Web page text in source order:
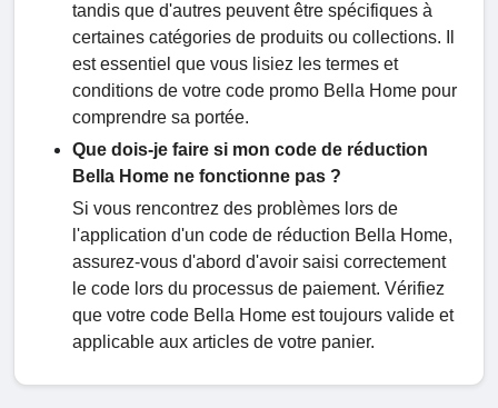
tandis que d'autres peuvent être spécifiques à
certaines catégories de produits ou collections. Il
est essentiel que vous lisiez les termes et
conditions de votre code promo Bella Home pour
comprendre sa portée.
Que dois-je faire si mon code de réduction
Bella Home ne fonctionne pas ?
Si vous rencontrez des problèmes lors de
l'application d'un code de réduction Bella Home,
assurez-vous d'abord d'avoir saisi correctement
le code lors du processus de paiement. Vérifiez
que votre code Bella Home est toujours valide et
applicable aux articles de votre panier.